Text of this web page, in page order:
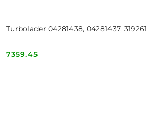
Turbolader 04281438, 04281437, 319261
Cena:
7359.45